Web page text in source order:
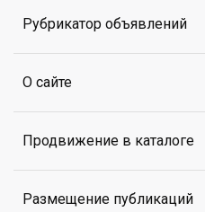
Рубрикатор объявлений
О сайте
Продвижение в каталоге
Размещение публикаций